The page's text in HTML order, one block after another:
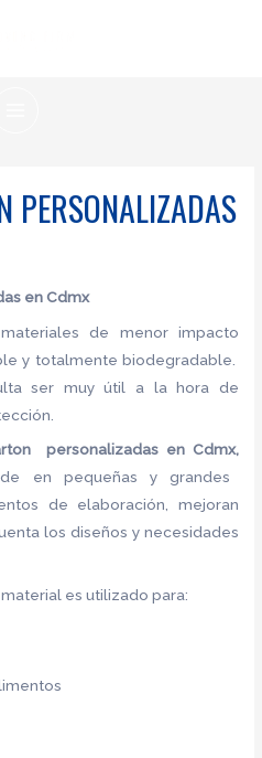
PERSONALIZADAS
en Cdmx
de menor impacto
y totalmente biodegradable.
ser muy útil a la hora de
personalizadas en Cdmx,
en pequeñas y grandes
de elaboración, mejoran
los diseños y necesidades
es utilizado para: